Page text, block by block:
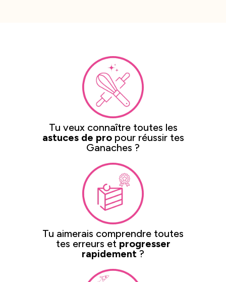
Tu veux connaître toutes les
astuces de propour réussir tes
Ganaches ?
Tu aimerais comprendre toutes
tes erreurs et progresser
rapidement ?